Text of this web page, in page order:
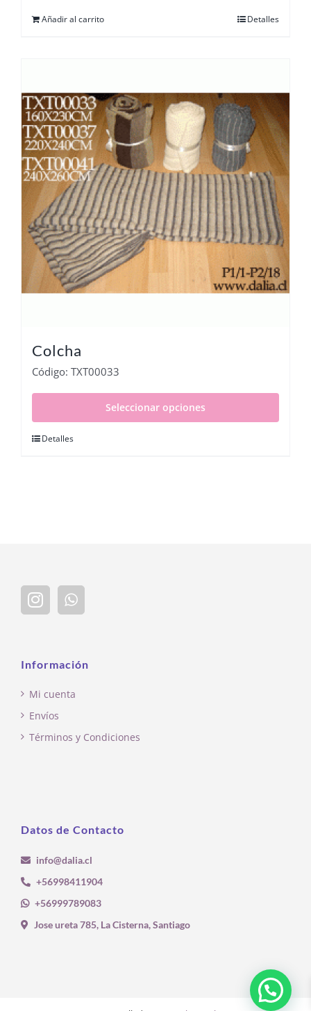
Añadir al carrito Detalles
Colcha
Código: TXT00033
Seleccionar opciones
Detalles
Información
Mi cuenta
Envíos
Términos y Condiciones
Datos de Contacto
info@dalia.cl
+56998411904
+56999789083
Jose ureta 785, La Cisterna, Santiago